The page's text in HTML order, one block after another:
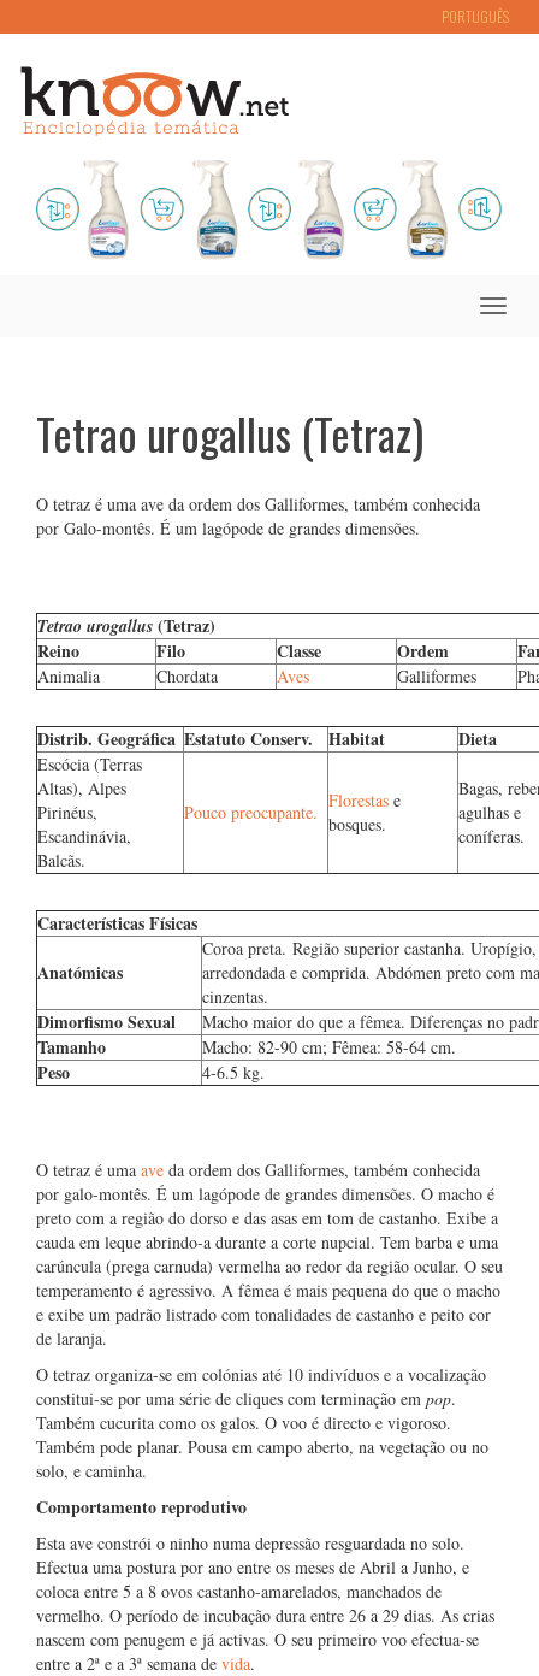
PORTUGUÊS
Toggle
Tetrao urogallus (Tetraz)
O tetraz é uma ave da ordem dos Galliformes, também conhecida
por Galo-montês. É um lagópode de grandes dimensões.
Tetrao urogallus (Tetraz)
Reino
Filo Classe Ordem
Animalia Chordata Aves Galliformes
Distrib. Geográfica Estatuto Conserv. Habitat Dieta
Escócia (Terras
Altas), Alpes
Pirinéus,
Escandinávia,
Balcãs.
Pouco preocupante.
Florestas e
bosques.
Bagas,
agulhas e
coníferas.
Características Físicas
Anatómicas
Coroa preta. Região superior castanha.
arredondada e comprida. Abdómen preto com
cinzentas.
Dimorfismo Sexual Macho maior do que a fêmea. Diferenças no
Tamanho Macho: 82-90 cm; Fêmea: 58-64 cm.
Peso 4-6.5 kg.
O tetraz é uma ave da ordem dos Galliformes, também conhecida
por galo-montês. É um lagópode de grandes dimensões. O macho é
preto com a região do dorso e das asas em tom de castanho. Exibe a
cauda em leque abrindo-a durante a corte nupcial. Tem barba e uma
carúncula (prega carnuda) vermelha ao redor da região ocular. O seu
temperamento é agressivo. A fêmea é mais pequena do que o macho
e exibe um padrão listrado com tonalidades de castanho e peito cor
de laranja.
O tetraz organiza-se em colónias até 10 indivíduos e a vocalização
constitui-se por uma série de cliques com terminação em pop.
Também cucurita como os galos. O voo é directo e vigoroso.
Também pode planar. Pousa em campo aberto, na vegetação ou no
solo, e caminha.
Comportamento reprodutivo
Esta ave constrói o ninho numa depressão resguardada no solo.
Efectua uma postura por ano entre os meses de Abril a Junho, e
coloca entre 5 a 8 ovos castanho-amarelados, manchados de
vermelho. O período de incubação dura entre 26 a 29 dias. As crias
nascem com penugem e já activas. O seu primeiro voo efectua-se
entre a 2ª e a 3ª semana de vida.